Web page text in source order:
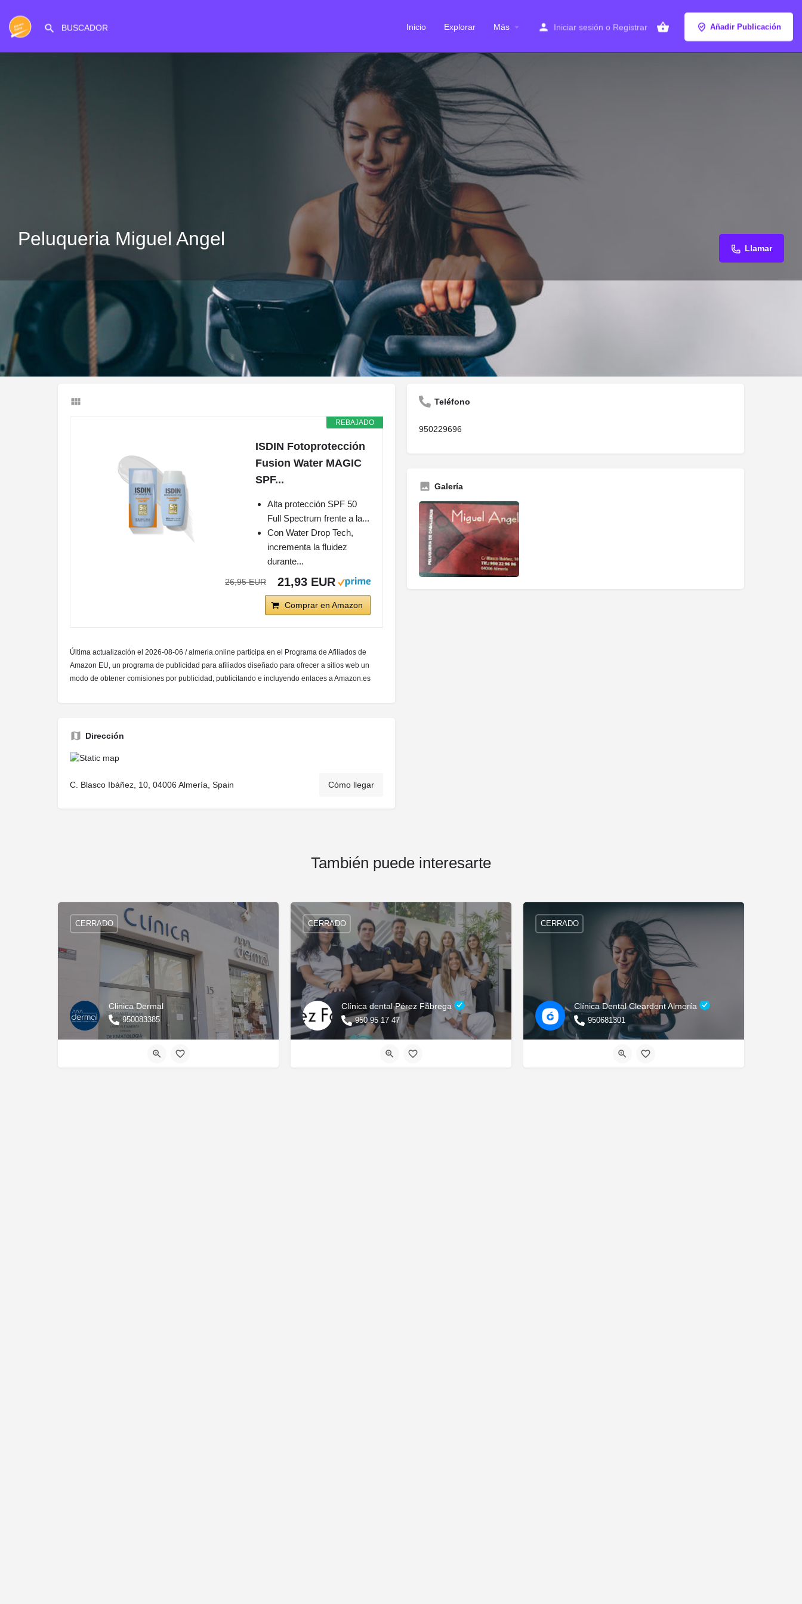
Inicio Explorar Más Iniciar sesión o Registrar Añadir Publicación
Peluqueria Miguel Angel Llamar
Descripción Opiniones
Llamar Compartir Informar
REBAJADO
ISDIN Fotoprotección
Fusion Water MAGIC
SPF...
Alta protección SPF 50
Full Spectrum frente a la...
Con Water Drop Tech,
incrementa la fluidez
durante...
26,95 EUR 21,93 EUR
Comprar en Amazon
Última actualización el 2026-08-06 / almeria.online participa en el Programa de Afiliados de
Amazon EU, un programa de publicidad para afiliados diseñado para ofrecer a sitios web un
modo de obtener comisiones por publicidad, publicitando e incluyendo enlaces a Amazon.es
Dirección
C. Blasco Ibáñez, 10, 04006 Almería, Spain Cómo llegar
Teléfono
950229696
Galería
También puede interesarte
Clinica Dermal
950083385
CERRADO
Clínica dental Pérez Fábrega
950 95 17 47
CERRADO
Clínica Dental Cleardent Almería
950681301
CERRADO